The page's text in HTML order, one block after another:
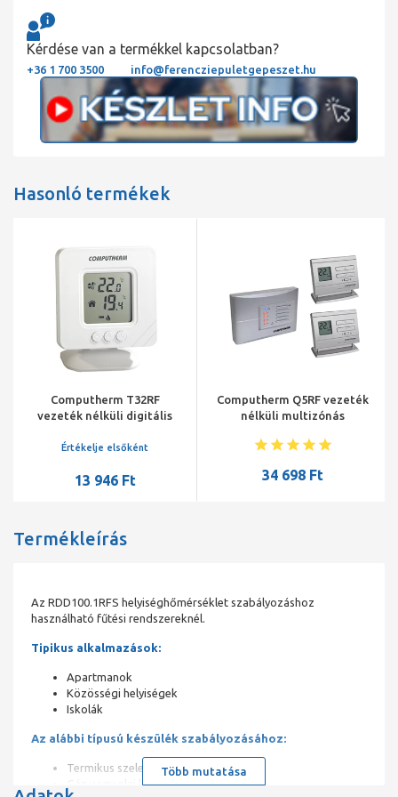
Kérdése van a termékkel kapcsolatban?
+36 1 700 3500 info@ferencziepuletgepeszet.hu
Hasonló termékek
Computherm T32RF
vezeték nélküli digitális
Értékelje elsőként
13 946 Ft
Computherm Q5RF vezeték
nélküli multizónás
programozható
34 698 Ft
Termékleírás
Az RDD100.1RFS helyiséghőmérséklet szabályozáshoz
használható fűtési rendszereknél.
Tipikus alkalmazások:
Apartmanok
Közösségi helyiségek
Iskolák
Az alábbi típusú készülék szabályozásához:
Termikus szelepek vagy zónaszelepek
Gáz vagy olaj kazánok
Több mutatása